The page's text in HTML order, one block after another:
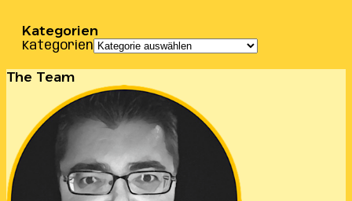
Kategorien
Kategorien
The Team